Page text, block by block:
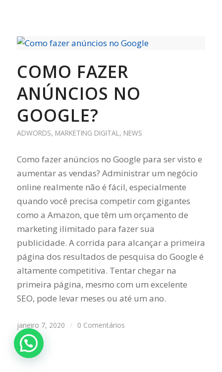
COMO FAZER
ANÚNCIOS NO
GOOGLE?
ADWORDS, MARKETING DIGITAL, NEWS
Como fazer anúncios no Google para ser visto e
aumentar as vendas? Administrar um negócio
online realmente não é fácil, especialmente
quando você precisa competir com gigantes
como a Amazon, que têm um orçamento de
marketing ilimitado para fazer sua
publicidade. A corrida para alcançar a primeira
página dos resultados de pesquisa do Google é
altamente competitiva. Tentar chegar na
primeira página, mesmo com um excelente
SEO, pode levar meses ou até um ano.
janeiro 7, 2020 / 0 Comentários